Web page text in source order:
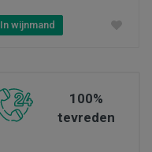
In wijnmand
100%
tevreden